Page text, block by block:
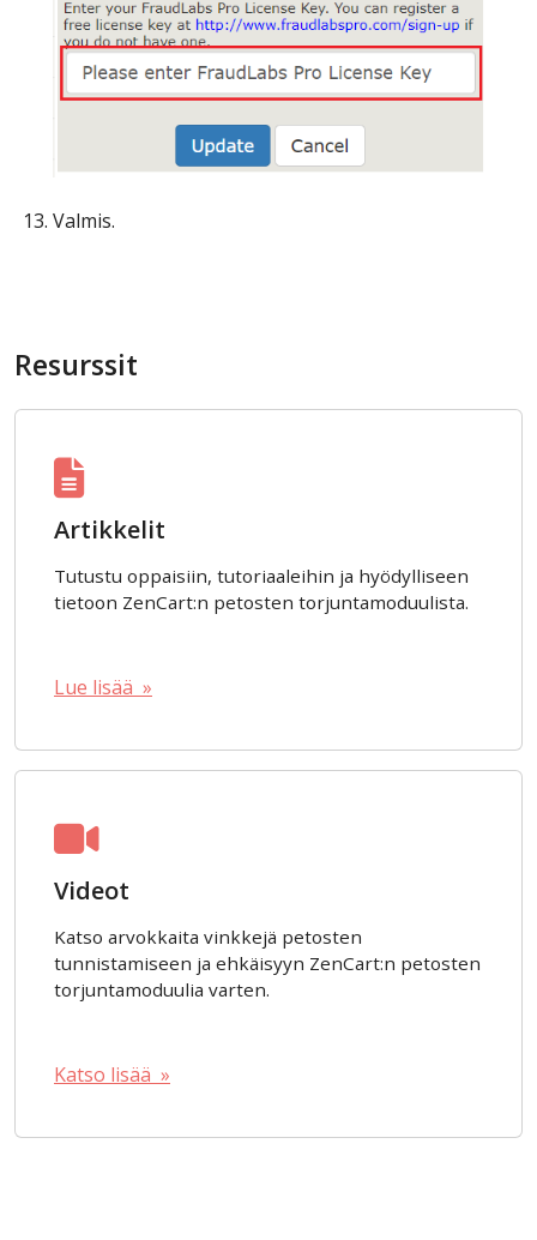
Valmis.
Resurssit
Artikkelit
Tutustu oppaisiin, tutoriaaleihin ja hyödylliseen
tietoon ZenCart:n petosten torjuntamoduulista.
Lue lisää »
Videot
Katso arvokkaita vinkkejä petosten
tunnistamiseen ja ehkäisyyn ZenCart:n petosten
torjuntamoduulia varten.
Katso lisää »